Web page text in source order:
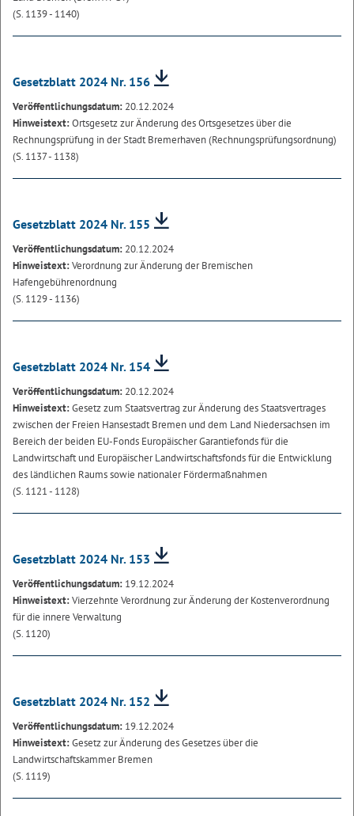
(S. 1139 - 1140)
Gesetzblatt 2024 Nr. 156
Veröffentlichungsdatum: 20.12.2024
Hinweistext:Ortsgesetz zur Änderung des Ortsgesetzes über die
Rechnungsprüfung in der Stadt Bremerhaven (Rechnungsprüfungsordnung)
(S. 1137 - 1138)
Gesetzblatt 2024 Nr. 155
Veröffentlichungsdatum: 20.12.2024
Hinweistext:Verordnung zur Änderung der Bremischen
Hafengebührenordnung
(S. 1129 - 1136)
Gesetzblatt 2024 Nr. 154
Veröffentlichungsdatum: 20.12.2024
Hinweistext:Gesetz zum Staatsvertrag zur Änderung des Staatsvertrages
zwischen der Freien Hansestadt Bremen und dem Land Niedersachsen im
Bereich der beiden EU-Fonds Europäischer Garantiefonds für die
Landwirtschaft und Europäischer Landwirtschaftsfonds für die Entwicklung
des ländlichen Raums sowie nationaler Fördermaßnahmen
(S. 1121 - 1128)
Gesetzblatt 2024 Nr. 153
Veröffentlichungsdatum: 19.12.2024
Hinweistext:Vierzehnte Verordnung zur Änderung der Kostenverordnung
für die innere Verwaltung
(S. 1120)
Gesetzblatt 2024 Nr. 152
Veröffentlichungsdatum: 19.12.2024
Hinweistext:Gesetz zur Änderung des Gesetzes über die
Landwirtschaftskammer Bremen
(S. 1119)